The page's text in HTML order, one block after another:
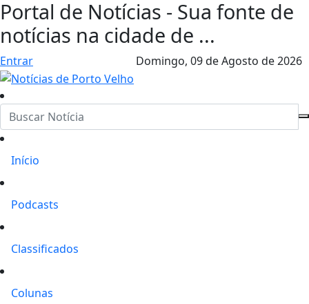
Portal de Notícias - Sua fonte de
notícias na cidade de ...
Entrar Domingo, 09 de Agosto de 2026
Início
Podcasts
Classificados
Colunas